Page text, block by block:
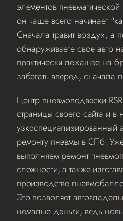
элементов
он чаще всего начинает
Сначала травит воздух, а
обнаруживаете свое авто
практически лежащее на
забегать вперед, сначала
Центр пневмоподвески
страницы своего сайта и в
узкоспециализированный
ремонту пневмы в СПб.
выполняем ремонт
сложности, а также
производстве
Это позволяет
немалые деньги, ведь